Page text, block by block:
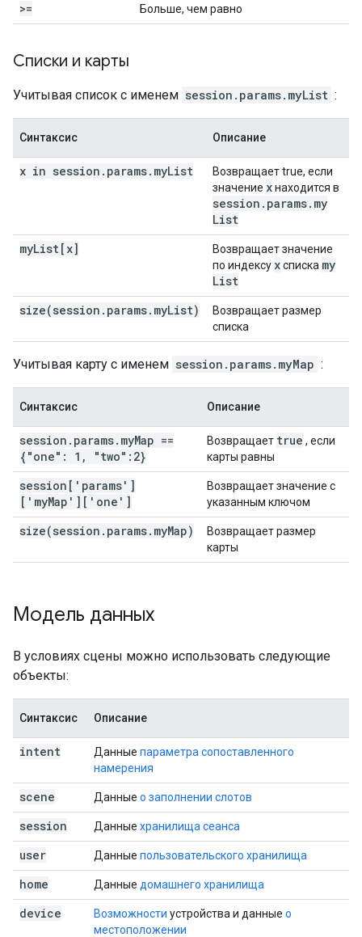
>= Больше, чем равно
Списки и карты
Учитывая список с именем session.params.myList :
Синтаксис Описание
x in session.params.myList
Возвращает true, если
значение xнаходится в
session . params. my
List
myList[x]
Возвращает значение
по индексу xсписка my
List
size(session.params.myList)
Возвращает размер
списка
Учитывая карту с именем session.params.myMap :
Синтаксис Описание
session.params.myMap ==
{"one": 1, "two":2}
Возвращает true , если
карты равны
session['params']
['myMap']['one']
Возвращает значение с
указанным ключом
size(session.params.myMap)
Возвращает размер
карты
Модель данных
В условиях сцены можно использовать следующие
объекты:
Синтаксис Описание
intent Данные параметра сопоставленного
намерения
scene Данные о заполнении слотов
session Данные хранилища сеанса
user Данные пользовательского хранилища
home Данные домашнего хранилища
device Возможности устройства и данные о
местоположении